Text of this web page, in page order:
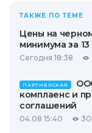
ТАКЖЕ ПО ТЕМЕ
Цены на
минимума за
Сегодня 18:38
ПАРТНЕРСКАЯ
комплаенс и
соглашений
04.08 15:40